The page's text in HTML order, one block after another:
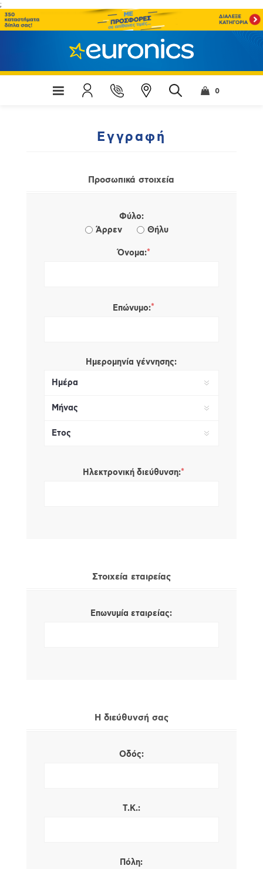
;
0
Εγγραφή
Προσωπικά στοιχεία
Φύλο:
Άρρεν
Θήλυ
Όνομα:*
Επώνυμο:*
Ημερομηνία γέννησης:
Ηλεκτρονική διεύθυνση:*
Στοιχεία εταιρείας
Επωνυμία εταιρείας:
Η διεύθυνσή σας
Οδός:
Τ.Κ.:
Πόλη: